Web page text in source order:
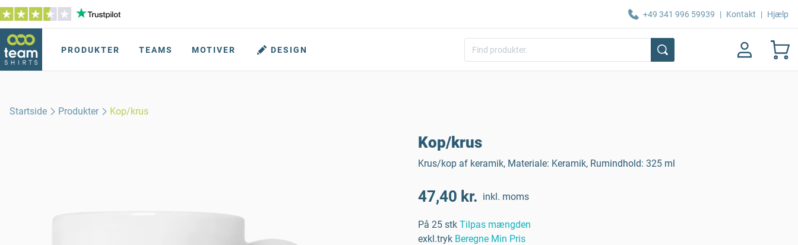
+49 341 996 59939 | Kontakt | Hjælp
PRODUKTER TEAMS MOTIVER DESIGN
Startside Produkter Kop/krus
Kop/krus
Krus/kop af keramik, Materiale: Keramik, Rumindhold: 325 ml
47,40 kr. inkl. moms
På 25 stk Tilpas mængden
exkl.tryk Beregne Min Pris